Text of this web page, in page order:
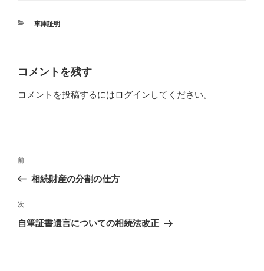
カ
ー
車庫証明
コメントを残す
コメントを投稿するにはログイン してください。
投
ビ
ゲ
過
去
投
稿
前
相続財産の分割の仕方
次
の
次
自筆証書遺言についての相続法改正